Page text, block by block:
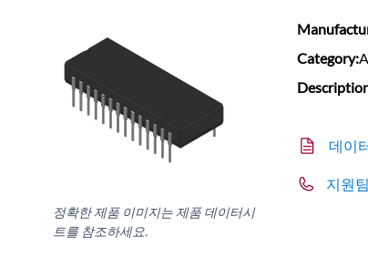
정확한 제품 이미지는 제품 데이터시
트를 참조하세요.
Category:
데이
지원